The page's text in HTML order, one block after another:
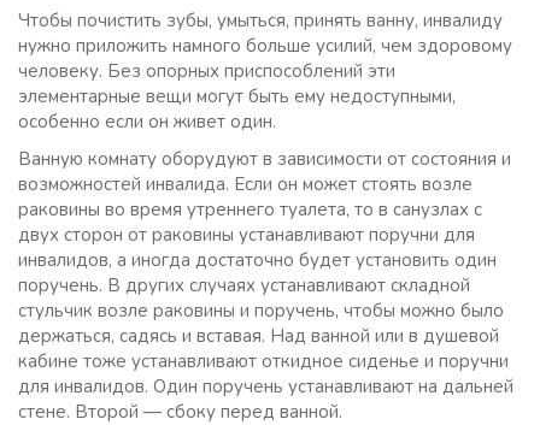
Чтобы почистить зубы, умыться, принять ванну, инвалиду
нужно приложить намного больше усилий, чем здоровому
человеку. Без опорных приспособлений эти
элементарные вещи могут быть ему недоступными,
особенно если он живет один.
Ванную комнату оборудуют в зависимости от состояния и
возможностей инвалида. Если он может стоять возле
раковины во время утреннего туалета, то в санузлах с
двух сторон от раковины устанавливают поручни для
инвалидов, а иногда достаточно будет установить один
поручень. В других случаях устанавливают складной
стульчик возле раковины и поручень, чтобы можно было
держаться, садясь и вставая. Над ванной или в душевой
кабине тоже устанавливают откидное сиденье и поручни
для инвалидов. Один поручень устанавливают на дальней
стене. Второй — сбоку перед ванной.